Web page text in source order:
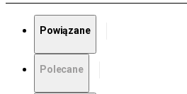
Powiązane
Polecane